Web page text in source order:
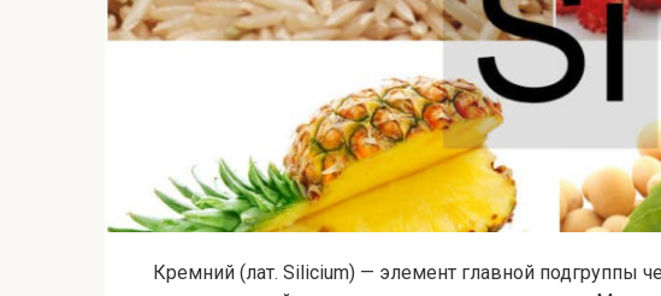
Кремний (лат. Silicium) — элемент главной подгруппы